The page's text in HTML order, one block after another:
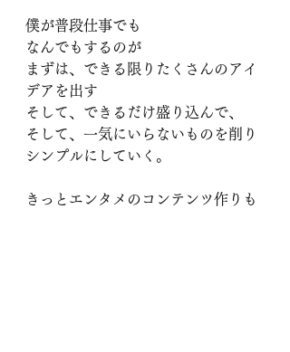
僕が普段仕事でも
なんでもするのが
まずは、できる限りたくさんのアイ
デアを出す
そして、できるだけ盛り込んで、
そして、一気にいらないものを削り
シンプルにしていく。
きっとエンタメのコンテンツ作りも